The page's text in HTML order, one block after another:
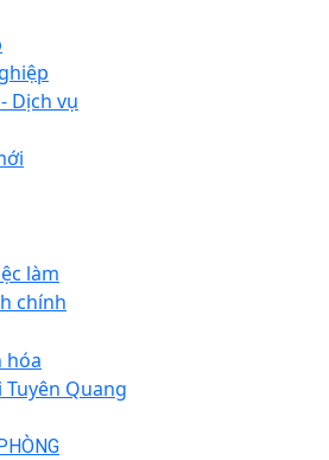
Dịch vụ
làm
chính
hóa
Quang